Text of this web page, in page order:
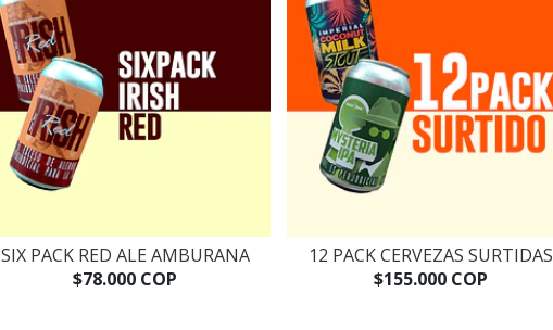
SIX PACK RED ALE AMBURANA
$78.000 COP
12 PACK CERVEZAS SURTIDAS
$155.000 COP